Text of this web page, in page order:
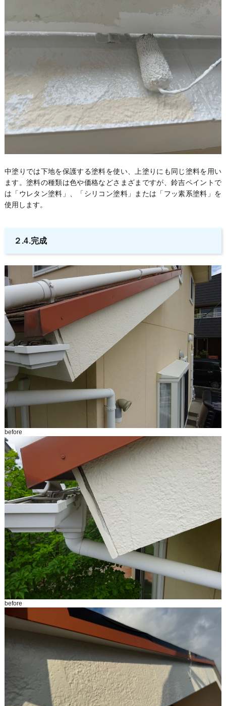
中塗りでは下地を保護する塗料を使い、上塗りにも同じ塗料を用い
ます。塗料の種類は色や価格などさまざまですが、鈴吉ペイントで
は「ウレタン塗料」、「シリコン塗料」または「フッ素系塗料」を
使用します。
２.4.完成
before
before